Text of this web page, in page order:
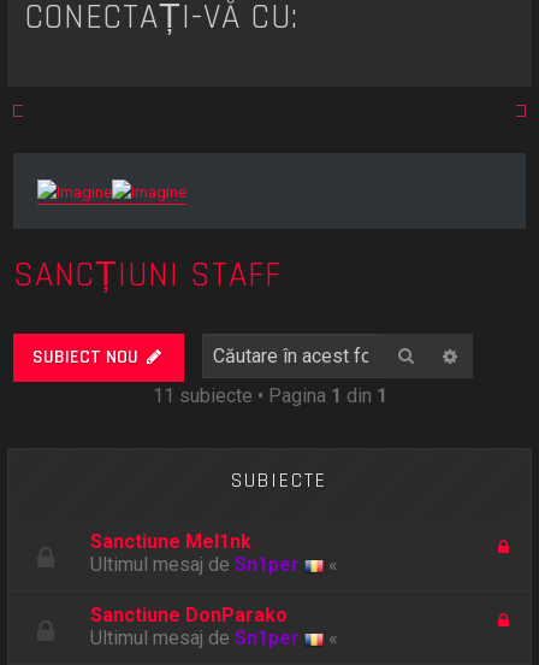
CONECTAȚI-VĂ CU:
SANCȚIUNI STAFF
SUBIECT NOU Căutare
11 subiecte • Pagina 1 din 1
SUBIECTE
Sanctiune Mel1nk
Ultimul mesaj deSn1per «
Sanctiune DonParako
Ultimul mesaj deSn1per «